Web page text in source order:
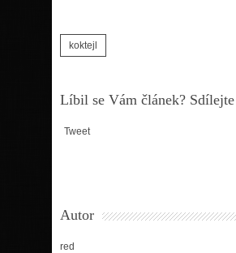
koktejl
Líbil se Vám článek?
Tweet
Autor
red